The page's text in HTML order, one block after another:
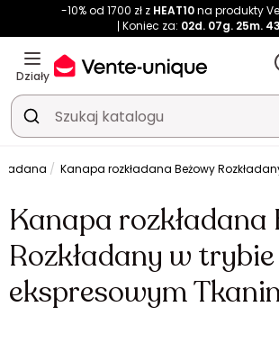
-10% od 1700 zł z HEAT10na produkty
Koniec za: 02d. 07g. 25m.
Działy
Kanapa rozkładana Beżowy
Kanapa rozkładana
Rozkładany w trybie
ekspresowym